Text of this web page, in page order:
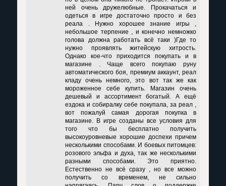
ней очень дружелюбные. Прокачаться и
одеться в игре достаточно просто и без
реала . Нужно хорошее знание игры ,
небольшое терпение , и конечно немножко
голова должна работать всё таки )Где то
нужно проявлять житейскую хитрость.
Однако кое-что приходится покупать и в
магазине . Чаще всего покупаю руну
автоматического боя, премиум аккаунт, реал
кладу очень немного, это вот так же как
мороженное себе купить. Магазин очень
дешевый и ассортимент богатый. А ещё
ездока и собиралку себе покупала, за реал ,
вот пожалуй самая дорогая покупка в
магазине. В игре созданы все условия для
того что бы бесплатно получить
высокоуровневые хорошие доспехи причем
несколькими способами. И боевых питомцев:
розового эльфа и духа, так же несколькими
разными способами. Это приятно.
Естественно не всё сразу , но все можно
получить со временем, не сильно